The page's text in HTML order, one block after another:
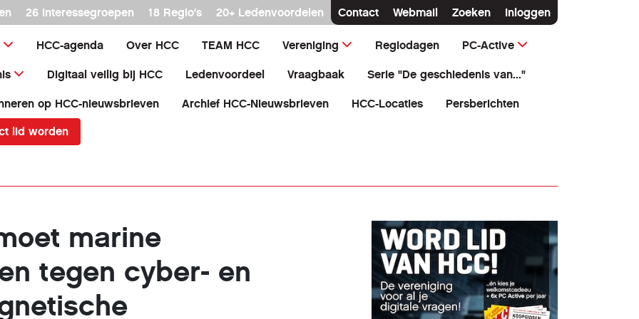
26 interessegroepen 18 Regio's 20+ Ledenvoordelen Contact Webmail Zoeken Inloggen
HCC-agenda Over HCC TEAM HCC Vereniging Regiodagen PC-Active
Digitaal veilig bij HCC Ledenvoordeel Vraagbaak Serie "De geschiedenis van..."
op HCC-nieuwsbrieven Archief HCC-Nieuwsbrieven HCC-Locaties Persberichten
lid worden
marine
tegen cyber- en